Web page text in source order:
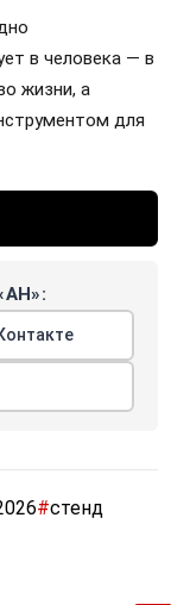
в человека — в
жизни, а
для
#стенд